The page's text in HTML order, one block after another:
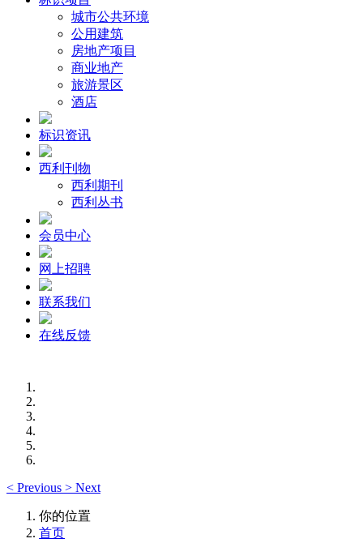
城市公共环境
公用建筑
房地产项目
商业地产
旅游景区
酒店
标识资讯
西利刊物
西利期刊
西利丛书
会员中心
网上招聘
联系我们
在线反馈
< Previous > Next
你的位置
首页